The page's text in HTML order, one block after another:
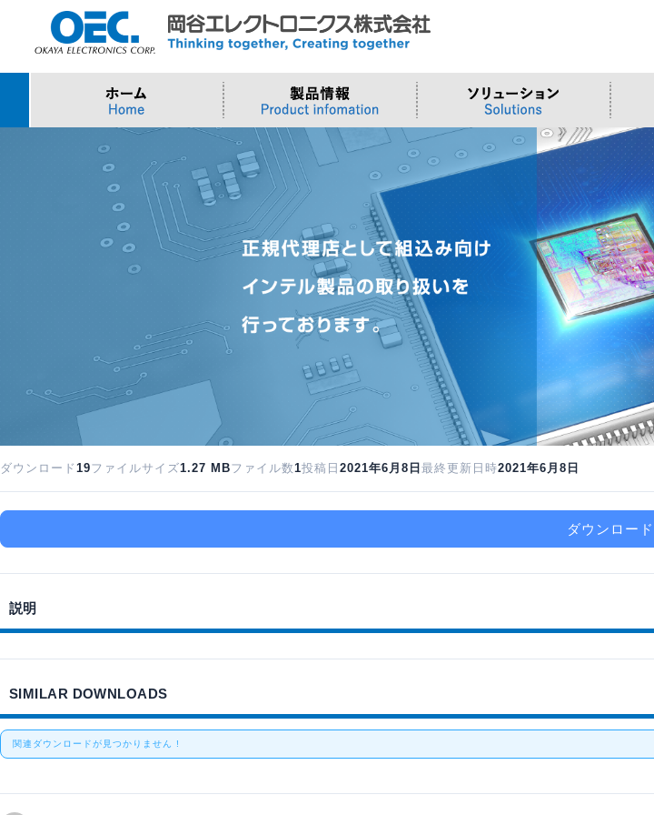
>Intel (IoT/Embedded)
>Intel Arc Graphics
ソフトウェア・クラウド
>Microsoft Azure
>Windows IoT
>Trellix
>AMI
システム
>Embeddedシステム
>オンライン資格確認端末
>周辺デバイス
>インテル IoTソリューション
>評価開発キット
>LLMソリューション
スマートシティ・DX
>ナガレミル / 人流・交通観測
>OTセキュリティ
>Edgeシリーズ
>Elementシリーズ
>Stellarシリーズ
>トップメッセージ >沿革
>その他・採用お問い合わせ >当社向けご提案フォーム
ダウンロード 19ファイルサイズ1.27 MBファイル数1投稿日 2021年6月8日 最終更新日時2021年6月8日
ダウンロード
説明
SIMILAR DOWNLOADS
関連ダウンロードが見つかりません !